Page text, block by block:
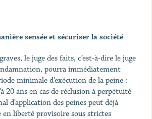
sensée et sécuriser la société
le juge des faits, c’est-à-dire le juge
pourra immédiatement
minimale d’exécution de la peine :
20 ans en cas de réclusion à perpétuité
d’application des peines peut déjà
en liberté provisoire sous strictes